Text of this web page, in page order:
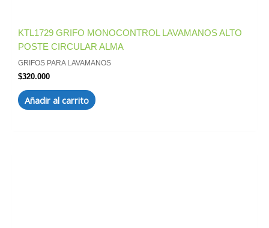
KTL1729 GRIFO MONOCONTROL LAVAMANOS ALTO
POSTE CIRCULAR ALMA
GRIFOS PARA LAVAMANOS
$320.000
Añadir al carrito